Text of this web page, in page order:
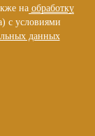
на обработку
с условиями
данных